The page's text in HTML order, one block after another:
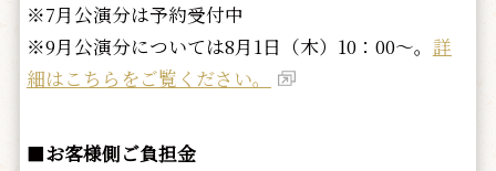
※7月公演分は予約受付中
※9月公演分については8月1日（木）10：00～。 詳
細はこちらをご覧ください。
■お客様側ご負担金